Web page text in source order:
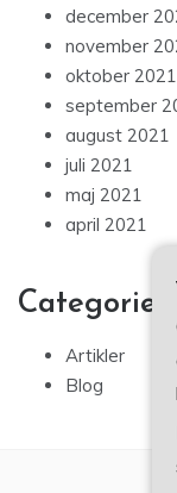
december
november
oktober 2021
september
august 2021
juli 2021
maj 2021
april 2021
Categories
Artikler
Blog